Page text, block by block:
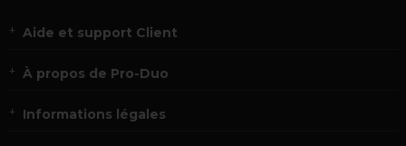
Aide et support Client
À propos de Pro-Duo
Informations légales